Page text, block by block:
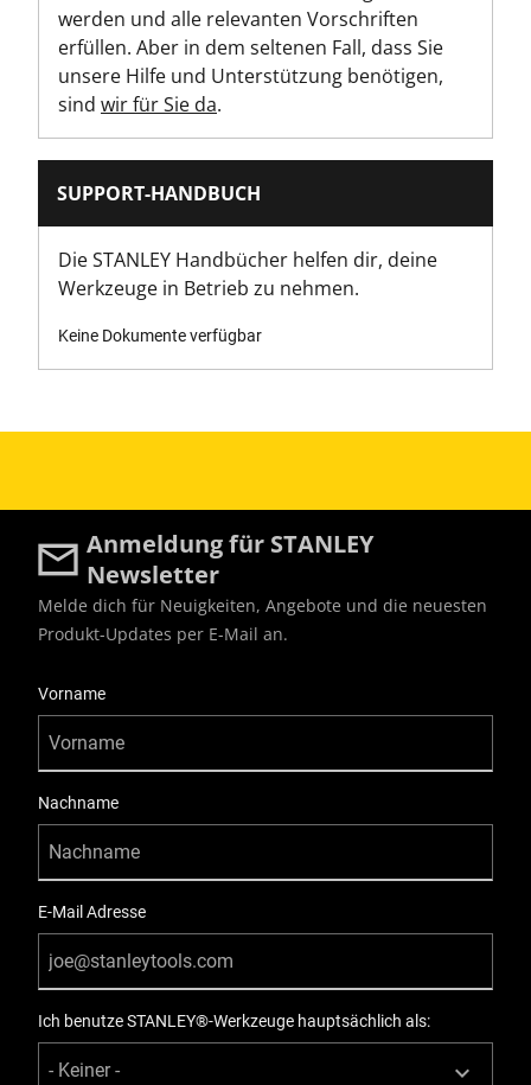
werden und alle relevanten Vorschriften
erfüllen. Aber in dem seltenen Fall, dass Sie
unsere Hilfe und Unterstützung benötigen,
sind wir für Sie da.
SUPPORT-HANDBUCH
Die STANLEY Handbücher helfen dir, deine
Werkzeuge in Betrieb zu nehmen.
Keine Dokumente verfügbar
Anmeldung für STANLEY
Newsletter
Melde dich für Neuigkeiten, Angebote und die neuesten
Produkt-Updates per E-Mail an.
Vorname
Nachname
E-Mail Adresse
Ich benutze STANLEY®-Werkzeuge hauptsächlich als: